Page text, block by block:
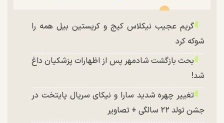
گریم عجیب نیکلاس کیج و کریستین بیل همه را
شوکه کرد
بحث بازگشت شادمهر پس از اظهارات پزشکیان داغ
شد!
تغییر چهره شدید سارا و نیکای سریال پایتخت در
جشن تولد ۲۲ سالگی + تصاویر